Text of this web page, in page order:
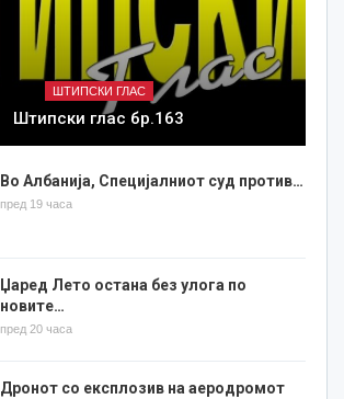
ШТИПСКИ ГЛАС
Штипски глас бр.163
Во Албанија, Специјалниот суд против…
пред 19 часа
Џаред Лето остана без улога по
новите…
пред 20 часа
Дронот со експлозив на аеродромот